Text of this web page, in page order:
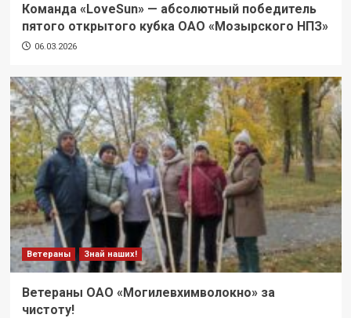
Команда «LoveSun» — абсолютный победитель
пятого открытого кубка ОАО «Мозырского НПЗ»
06.03.2026
Ветераны Знай наших!
Ветераны ОАО «Могилевхимволокно» за
чистоту!